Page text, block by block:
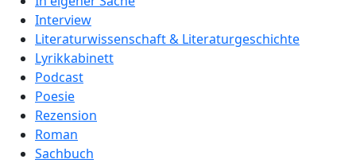
Interview
Literaturwissenschaft & Literaturgeschichte
Lyrikkabinett
Podcast
Poesie
Rezension
Roman
Sachbuch